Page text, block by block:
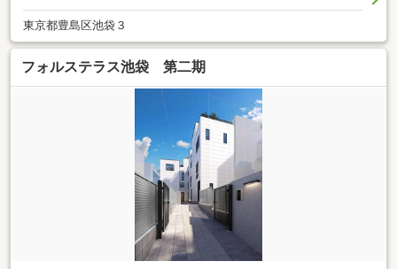
東京都豊島区池袋３
フォルステラス池袋 第二期